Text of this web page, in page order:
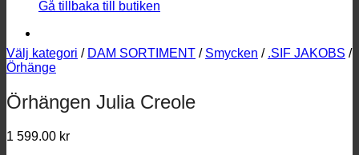
Gå tillbaka till butiken
Välj kategori / DAM SORTIMENT / Smycken / .SIF JAKOBS /
Örhänge
Örhängen Julia Creole
1 599.00 kr